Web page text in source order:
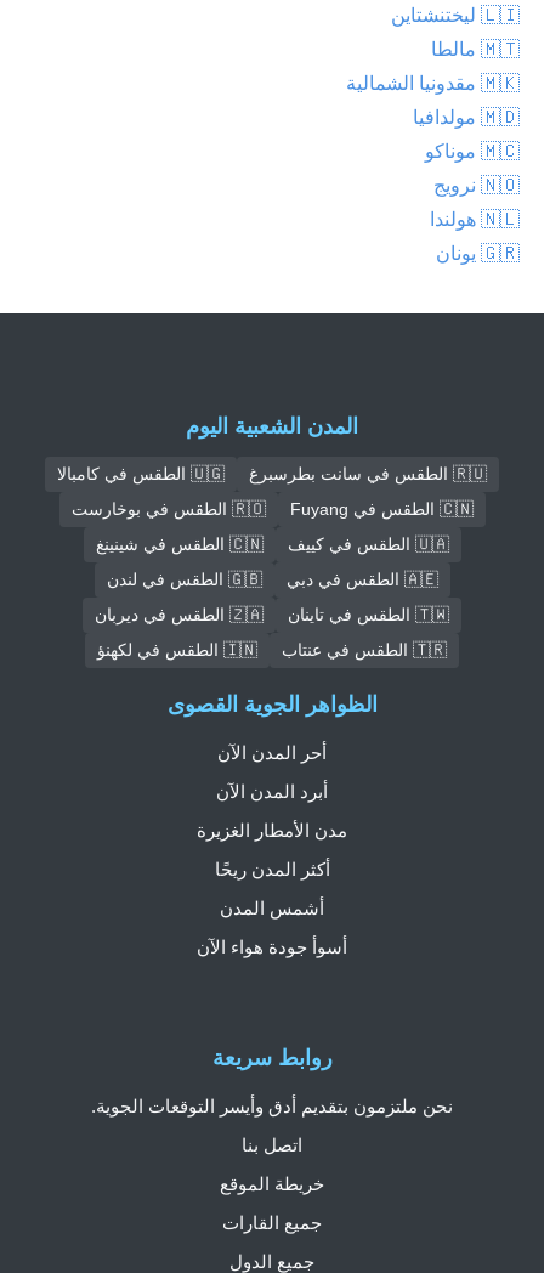
🇱🇮 ليختنشتاين
🇲🇹 مالطا
🇲🇰 مقدونيا الشمالية
🇲🇩 مولدافيا
🇲🇨 موناكو
🇳🇴 نرويج
🇳🇱 هولندا
🇬🇷 يونان
المدن الشعبية اليوم
🇷🇺 الطقس في سانت بطرسبرغ
🇺🇬 الطقس في كامبالا
🇨🇳 الطقس في Fuyang
🇷🇴 الطقس في بوخارست
🇺🇦 الطقس في كييف
🇨🇳 الطقس في شينينغ
🇦🇪 الطقس في دبي
🇬🇧 الطقس في لندن
🇹🇼 الطقس في تاينان
🇿🇦 الطقس في ديربان
🇹🇷 الطقس في عنتاب
🇮🇳 الطقس في لكهنؤ
روابط سريعة
نحن ملتزمون بتقديم أدق وأيسر التوقعات الجوية.
اتصل بنا
خريطة الموقع
جميع القارات
جميع الدول
الظواهر الجوية القصوى
أحر المدن الآن
أبرد المدن الآن
مدن الأمطار الغزيرة
أكثر المدن ريحًا
أشمس المدن
أسوأ جودة هواء الآن